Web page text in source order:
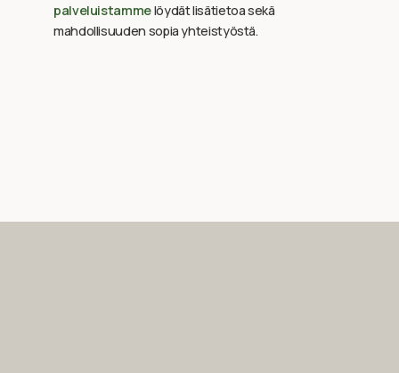
palveluistammelöydät lisätietoa sekä
mahdollisuuden sopia yhteistyöstä.